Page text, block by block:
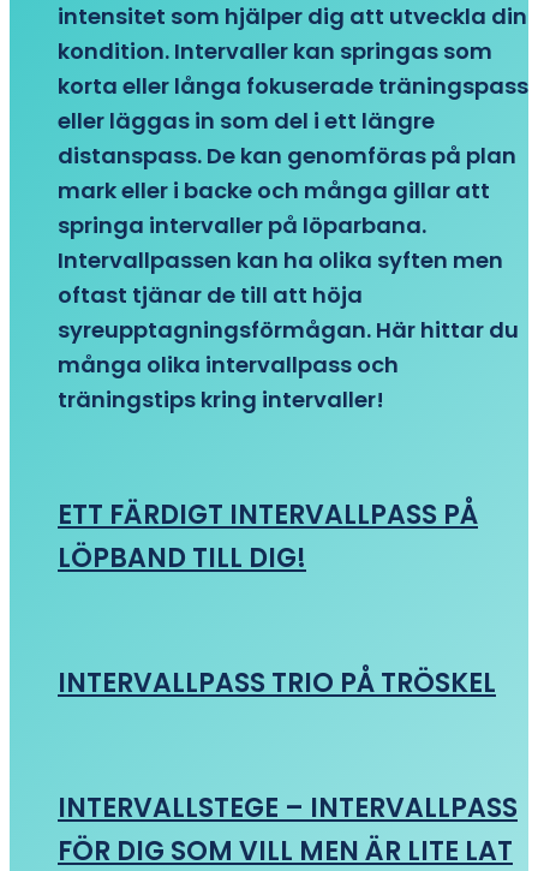
intensitet som hjälper dig att utveckla din
kondition. Intervaller kan springas som
korta eller långa fokuserade träningspass
eller läggas in som del i ett längre
distanspass. De kan genomföras på plan
mark eller i backe och många gillar att
springa intervaller på löparbana.
Intervallpassen kan ha olika syften men
oftast tjänar de till att höja
syreupptagningsförmågan. Här hittar du
många olika intervallpass och
träningstips kring intervaller!
ETT FÄRDIGT INTERVALLPASS PÅ
LÖPBAND TILL DIG!
INTERVALLPASS TRIO PÅ TRÖSKEL
INTERVALLSTEGE – INTERVALLPASS
FÖR DIG SOM VILL MEN ÄR LITE LAT